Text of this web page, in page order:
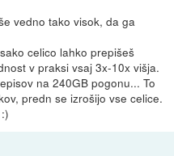
vedno tako visok, da ga
celico lahko prepišeš
v praksi vsaj 3x-10x višja.
na 240GB pogonu... To
predn se izrošijo vse celice.